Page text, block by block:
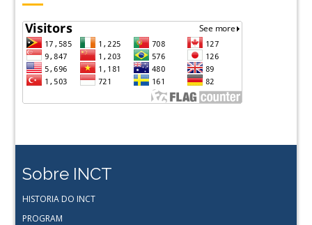
Sobre INCT
HISTORIA DO INCT
PROGRAM